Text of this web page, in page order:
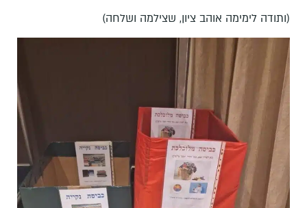
(ותודה לימימה אוהב ציון, שצילמה ושלחה)